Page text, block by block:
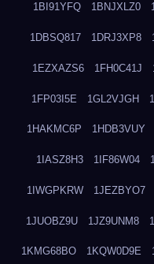
1BI91YFQ 1BNJXLZ0
1DBSQ817 1DRJ3XP8
1EZXAZS6 1FH0C41J
1FP03I5E 1GL2VJGH
1HAKMC6P 1HDB3VUY
1IASZ8H3 1IF86W04
1IWGPKRW 1JEZBYO7
1JUOBZ9U 1JZ9UNM8
1KMG68BO 1KQW0D9E